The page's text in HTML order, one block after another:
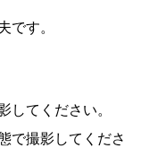
です。
してください。
で撮影してくださ